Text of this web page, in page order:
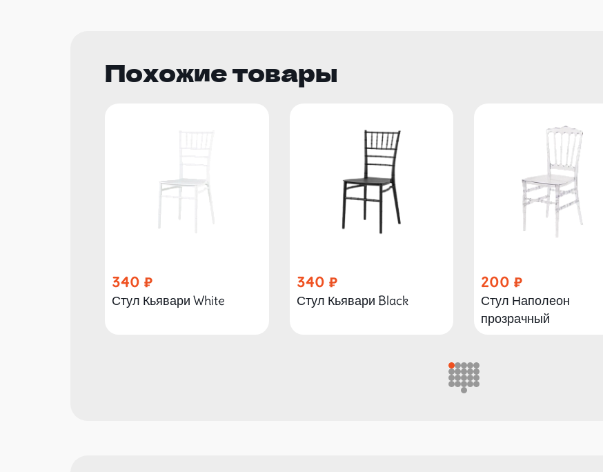
Похожие товары
340
Стул Кьявари White
340
Стул Кьявари Black
200
Стул Наполеон
прозрачный